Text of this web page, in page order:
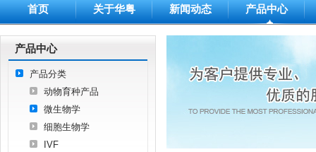
首页 关于华粤 新闻动态 产品中心
产品中心
产品分类
动物育种产品
微生物学
细胞生物学
IVF